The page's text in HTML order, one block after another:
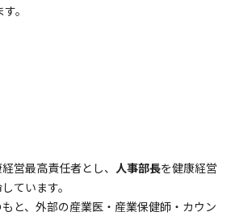
。
営最高責任者とし、 人事部長を健康経営
ています。
と、外部の産業医・産業保健師・カウン